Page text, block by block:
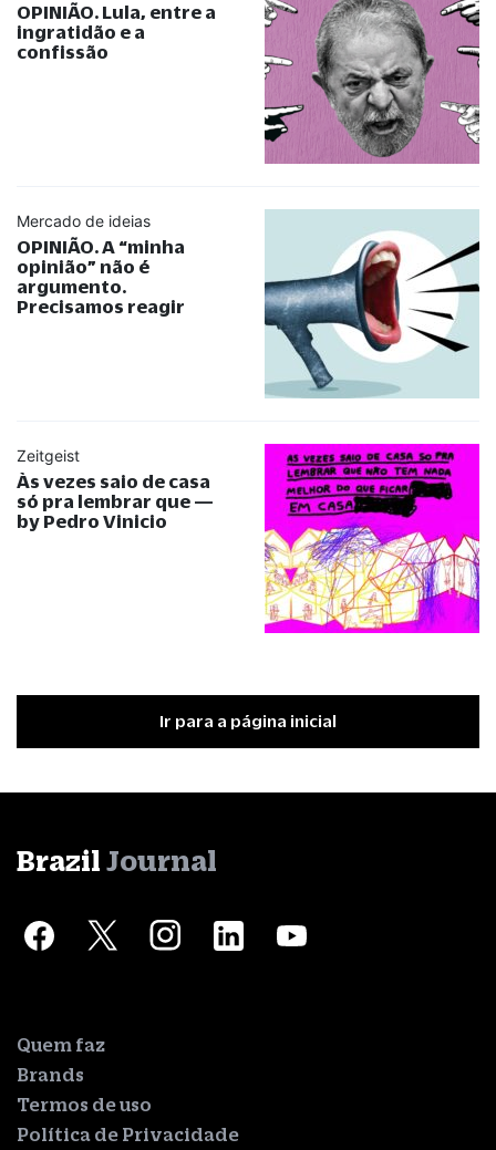
OPINIÃO. Lula, entre a
ingratidão e a
confissão
Mercado de ideias
OPINIÃO. A “minha
opinião” não é
argumento.
Precisamos reagir
Zeitgeist
Às vezes saio de casa
só pra lembrar que —
by Pedro Vinicio
Ir para a página inicial
Brazil Journal
Quem faz
Brands
Termos de uso
Política de Privacidade